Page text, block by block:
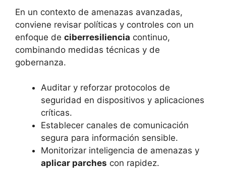
En un contexto de amenazas avanzadas,
conviene revisar políticas y controles con un
enfoque de ciberresiliencia continuo,
combinando medidas técnicas y de
gobernanza.
Auditar y reforzar protocolos de
seguridad en dispositivos y aplicaciones
críticas.
Establecer canales de comunicación
segura para información sensible.
Monitorizar inteligencia de amenazas y
aplicar parches con rapidez.